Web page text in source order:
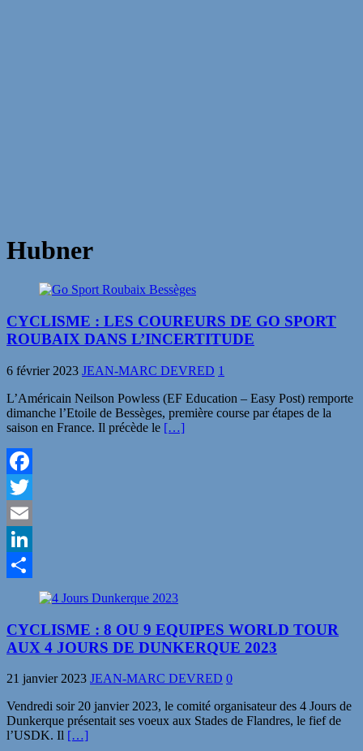
Hubner
CYCLISME : LES COUREURS DE GO SPORT
ROUBAIX DANS L’INCERTITUDE
6 février 2023 JEAN-MARC DEVRED 1
L’Américain Neilson Powless (EF Education – Easy Post) remporte
dimanche l’Etoile de Bessèges, première course par étapes de la
saison en France. Il précède le […]
Facebook
Twitter
Email
LinkedIn
Partager
CYCLISME : 8 OU 9 EQUIPES WORLD TOUR
AUX 4 JOURS DE DUNKERQUE 2023
21 janvier 2023 JEAN-MARC DEVRED 0
Vendredi soir 20 janvier 2023, le comité organisateur des 4 Jours de
Dunkerque présentait ses voeux aux Stades de Flandres, le fief de
l’USDK. Il […]